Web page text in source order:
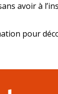
avoir à
pour